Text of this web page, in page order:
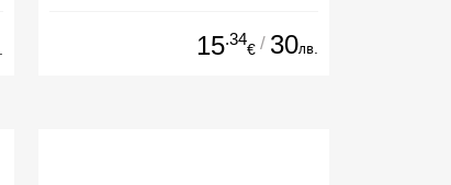
15.34
€ / 30лв.